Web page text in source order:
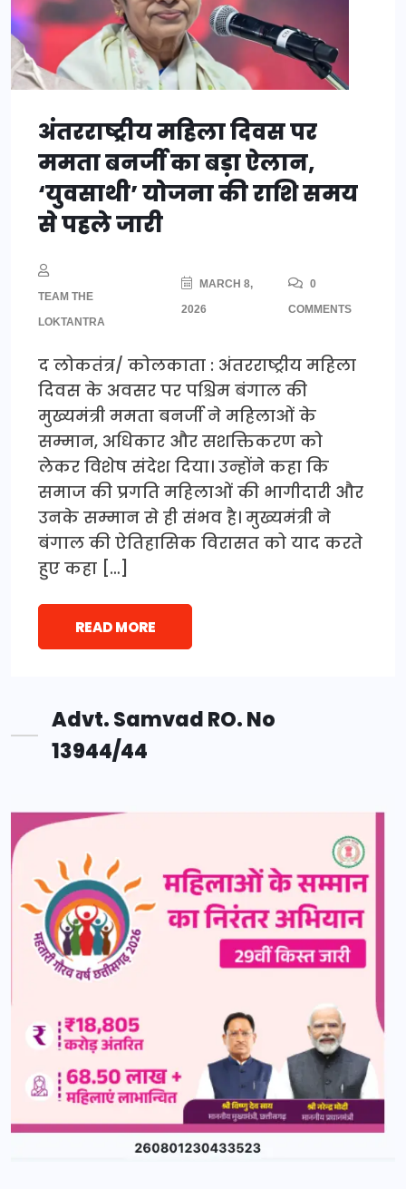
अंतरराष्ट्रीय महिला दिवस पर
ममता बनर्जी का बड़ा ऐलान,
‘युवसाथी’ योजना की राशि समय
से पहले जारी
TEAM THE
LOKTANTRA
MARCH 8,
2026
0
COMMENTS
द लोकतंत्र/ कोलकाता : अंतरराष्ट्रीय महिला
दिवस के अवसर पर पश्चिम बंगाल की
मुख्यमंत्री ममता बनर्जी ने महिलाओं के
सम्मान, अधिकार और सशक्तिकरण को
लेकर विशेष संदेश दिया। उन्होंने कहा कि
समाज की प्रगति महिलाओं की भागीदारी और
उनके सम्मान से ही संभव है। मुख्यमंत्री ने
बंगाल की ऐतिहासिक विरासत को याद करते
हुए कहा […]
READ MORE
Advt. Samvad RO. No
13944/44